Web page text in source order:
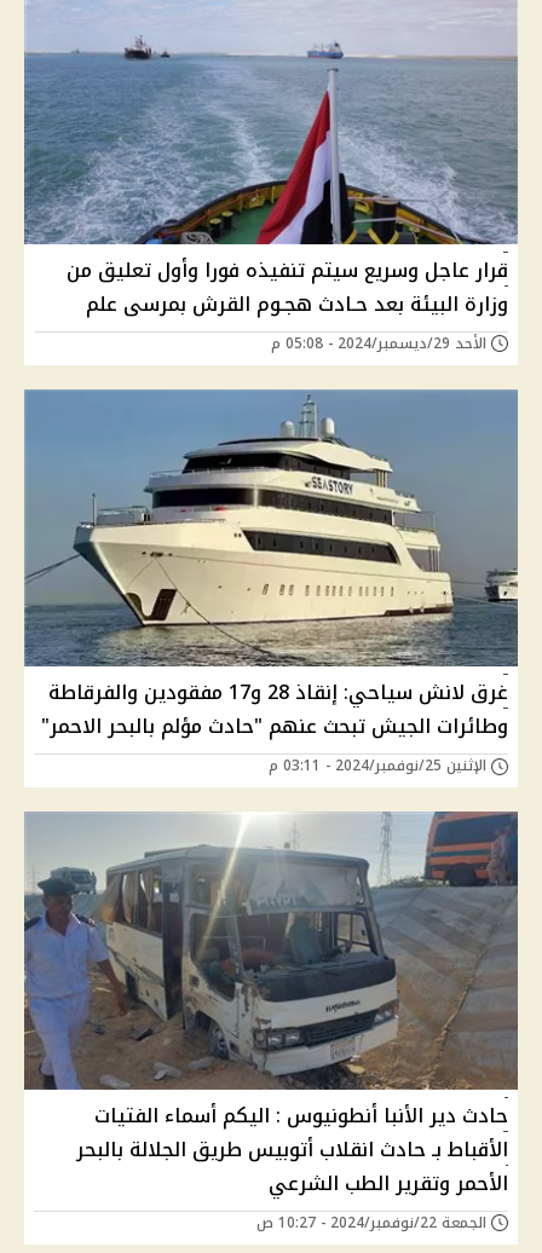
قرار عاجل وسريع سيتم تنفيذه فورا وأول تعليق من
وزارة البيئة بعد حـادث هجـوم القرش بمرسى علم
الأحد 29/ديسمبر/2024 - 05:08 م
غرق لانش سياحي: إنقاذ 28 و17 مفقودين والفرقاطة
وطائرات الجيش تبحث عنهم "حادث مؤلم بالبحر الاحمر"
الإثنين 25/نوفمبر/2024 - 03:11 م
حادث دير الأنبا أنطونيوس : اليكم أسماء الفتيات
الأقباط بـ حادث انقلاب أتوبيس طريق الجلالة بالبحر
الأحمر وتقرير الطب الشرعي
الجمعة 22/نوفمبر/2024 - 10:27 ص